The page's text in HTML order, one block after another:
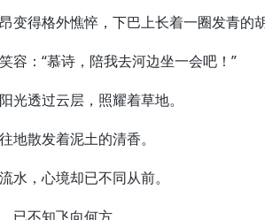
得格外憔悴，下巴上长着一圈发青的胡
：“慕诗，陪我去河边坐一会吧！”
透过云层，照耀着草地。
散发着泥土的清香。
，心境却已不同从前。